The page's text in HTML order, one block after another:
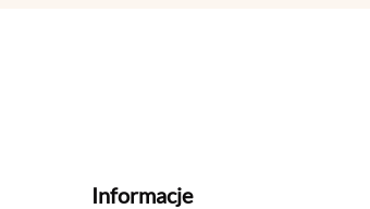
Informacje